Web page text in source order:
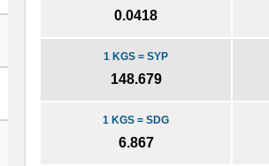
0.0418
1 KGS = SYP
148.679
1 KGS = SDG
6.867